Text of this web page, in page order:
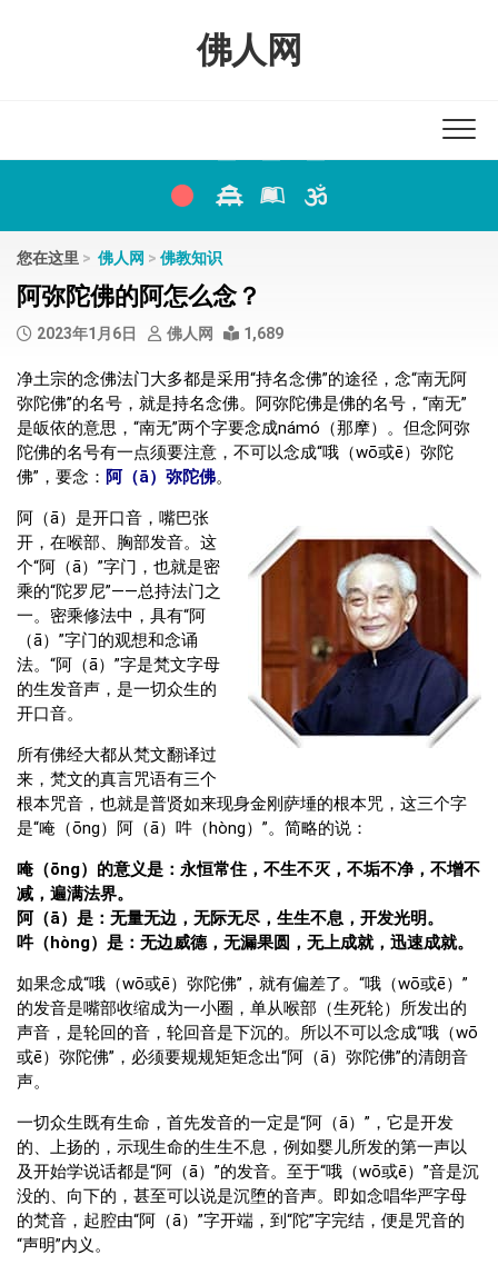
佛人网
您在这里 > 佛人网 > 佛教知识
阿弥陀佛的阿怎么念？
2023年1月6日 佛人网 1,689
净土宗的念佛法门大多都是采用“持名念佛”的途径，念“南无阿
弥陀佛”的名号，就是持名念佛。阿弥陀佛是佛的名号，“南无”
是皈依的意思，“南无”两个字要念成námó（那摩）。但念阿弥
陀佛的名号有一点须要注意，不可以念成“哦（wō或ē）弥陀
佛”，要念： 阿（ā）弥陀佛。
阿（ā）是开口音，嘴巴张
开，在喉部、胸部发音。这
个“阿（ā）”字门，也就是密
乘的“陀罗尼”——总持法门之
一。密乘修法中，具有“阿
（ā）”字门的观想和念诵
法。“阿（ā）”字是梵文字母
的生发音声，是一切众生的
开口音。
所有佛经大都从梵文翻译过
来，梵文的真言咒语有三个
根本咒音，也就是普贤如来现身金刚萨埵的根本咒，这三个字
是“唵（ōng）阿（ā）吽（hòng）”。简略的说：
唵（ōng）的意义是：永恒常住，不生不灭，不垢不净，不增不
减，遍满法界。
阿（ā）是：无量无边，无际无尽，生生不息，开发光明。
吽（hòng）是：无边威德，无漏果圆，无上成就，迅速成就。
如果念成“哦（wō或ē）弥陀佛”，就有偏差了。“哦（wō或ē）”
的发音是嘴部收缩成为一小圈，单从喉部（生死轮）所发出的
声音，是轮回的音，轮回音是下沉的。所以不可以念成“哦（wō
或ē）弥陀佛”，必须要规规矩矩念出“阿（ā）弥陀佛”的清朗音
声。
一切众生既有生命，首先发音的一定是“阿（ā）”，它是开发
的、上扬的，示现生命的生生不息，例如婴儿所发的第一声以
及开始学说话都是“阿（ā）”的发音。至于“哦（wō或ē）”音是沉
没的、向下的，甚至可以说是沉堕的音声。即如念唱华严字母
的梵音，起腔由“阿（ā）”字开端，到“陀”字完结，便是咒音的
“声明”内义。